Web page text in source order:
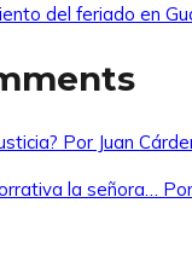
del feriado en
Por Juan
la señora…